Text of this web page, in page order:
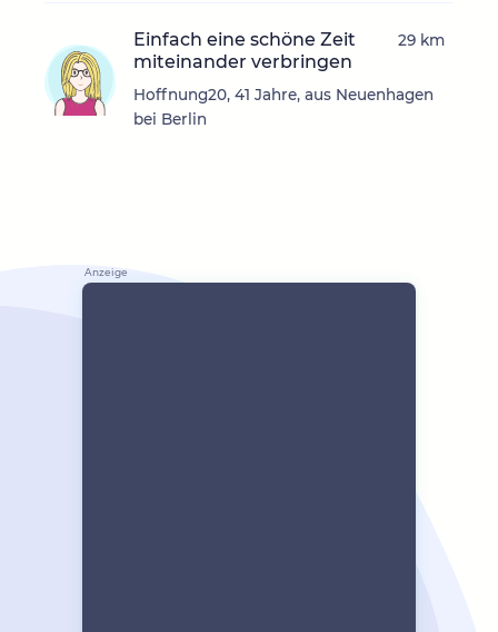
Einfach eine schöne Zeit
miteinander verbringen
Hoffnung20, 41 Jahre, aus Neuenhagen
bei Berlin
29 km